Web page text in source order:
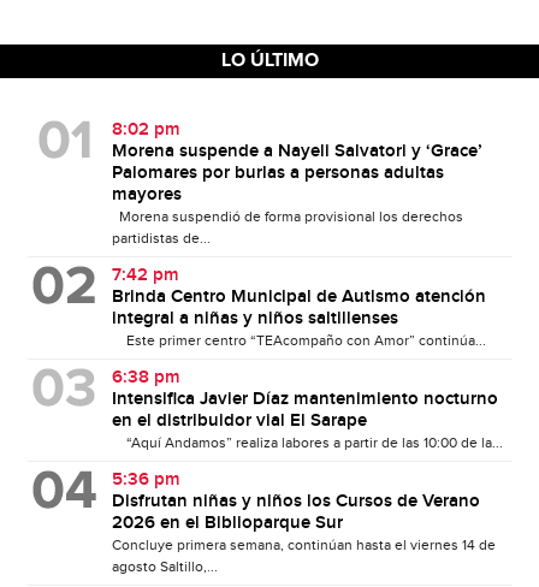
LO ÚLTIMO
8:02 pm
Morena suspende a Nayeli Salvatori y ‘Grace’
Palomares por burlas a personas adultas
mayores
Morena suspendió de forma provisional los derechos
partidistas de...
7:42 pm
Brinda Centro Municipal de Autismo atención
integral a niñas y niños saltillenses
Este primer centro “TEAcompaño con Amor” continúa...
6:38 pm
Intensifica Javier Díaz mantenimiento nocturno
en el distribuidor vial El Sarape
“Aquí Andamos” realiza labores a partir de las 10:00 de la...
5:36 pm
Disfrutan niñas y niños los Cursos de Verano
2026 en el Biblioparque Sur
Concluye primera semana, continúan hasta el viernes 14 de
agosto Saltillo,...